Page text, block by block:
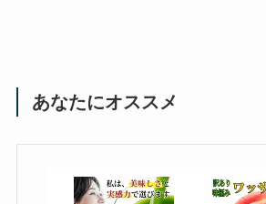
あなたにオススメ